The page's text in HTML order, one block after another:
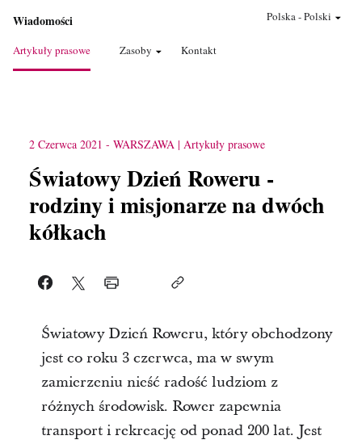
Wiadomości
Artykuły prasowe Zasoby Kontakt
Polska-Polski
2 Czerwca 2021 - WARSZAWA Artykuły prasowe
Światowy Dzień Roweru -
rodziny i misjonarze na dwóch
kółkach
Światowy Dzień Roweru, który obchodzony
jest co roku 3 czerwca, ma w swym
zamierzeniu nieść radość ludziom z
różnych środowisk. Rower zapewnia
transport i rekreację od ponad 200 lat. Jest